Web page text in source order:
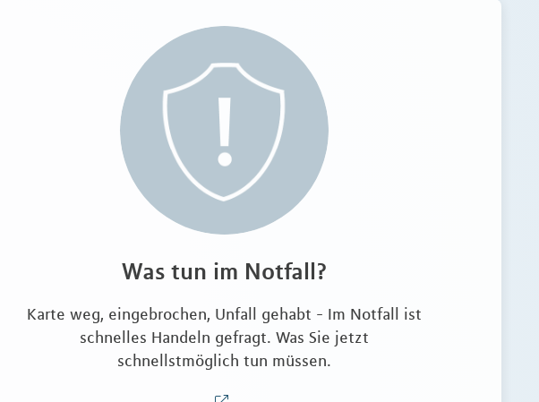
Was tun im Notfall?
Karte weg, eingebrochen, Unfall gehabt - Im Notfall ist
schnelles Handeln gefragt. Was Sie jetzt
schnellstmöglich tun müssen.